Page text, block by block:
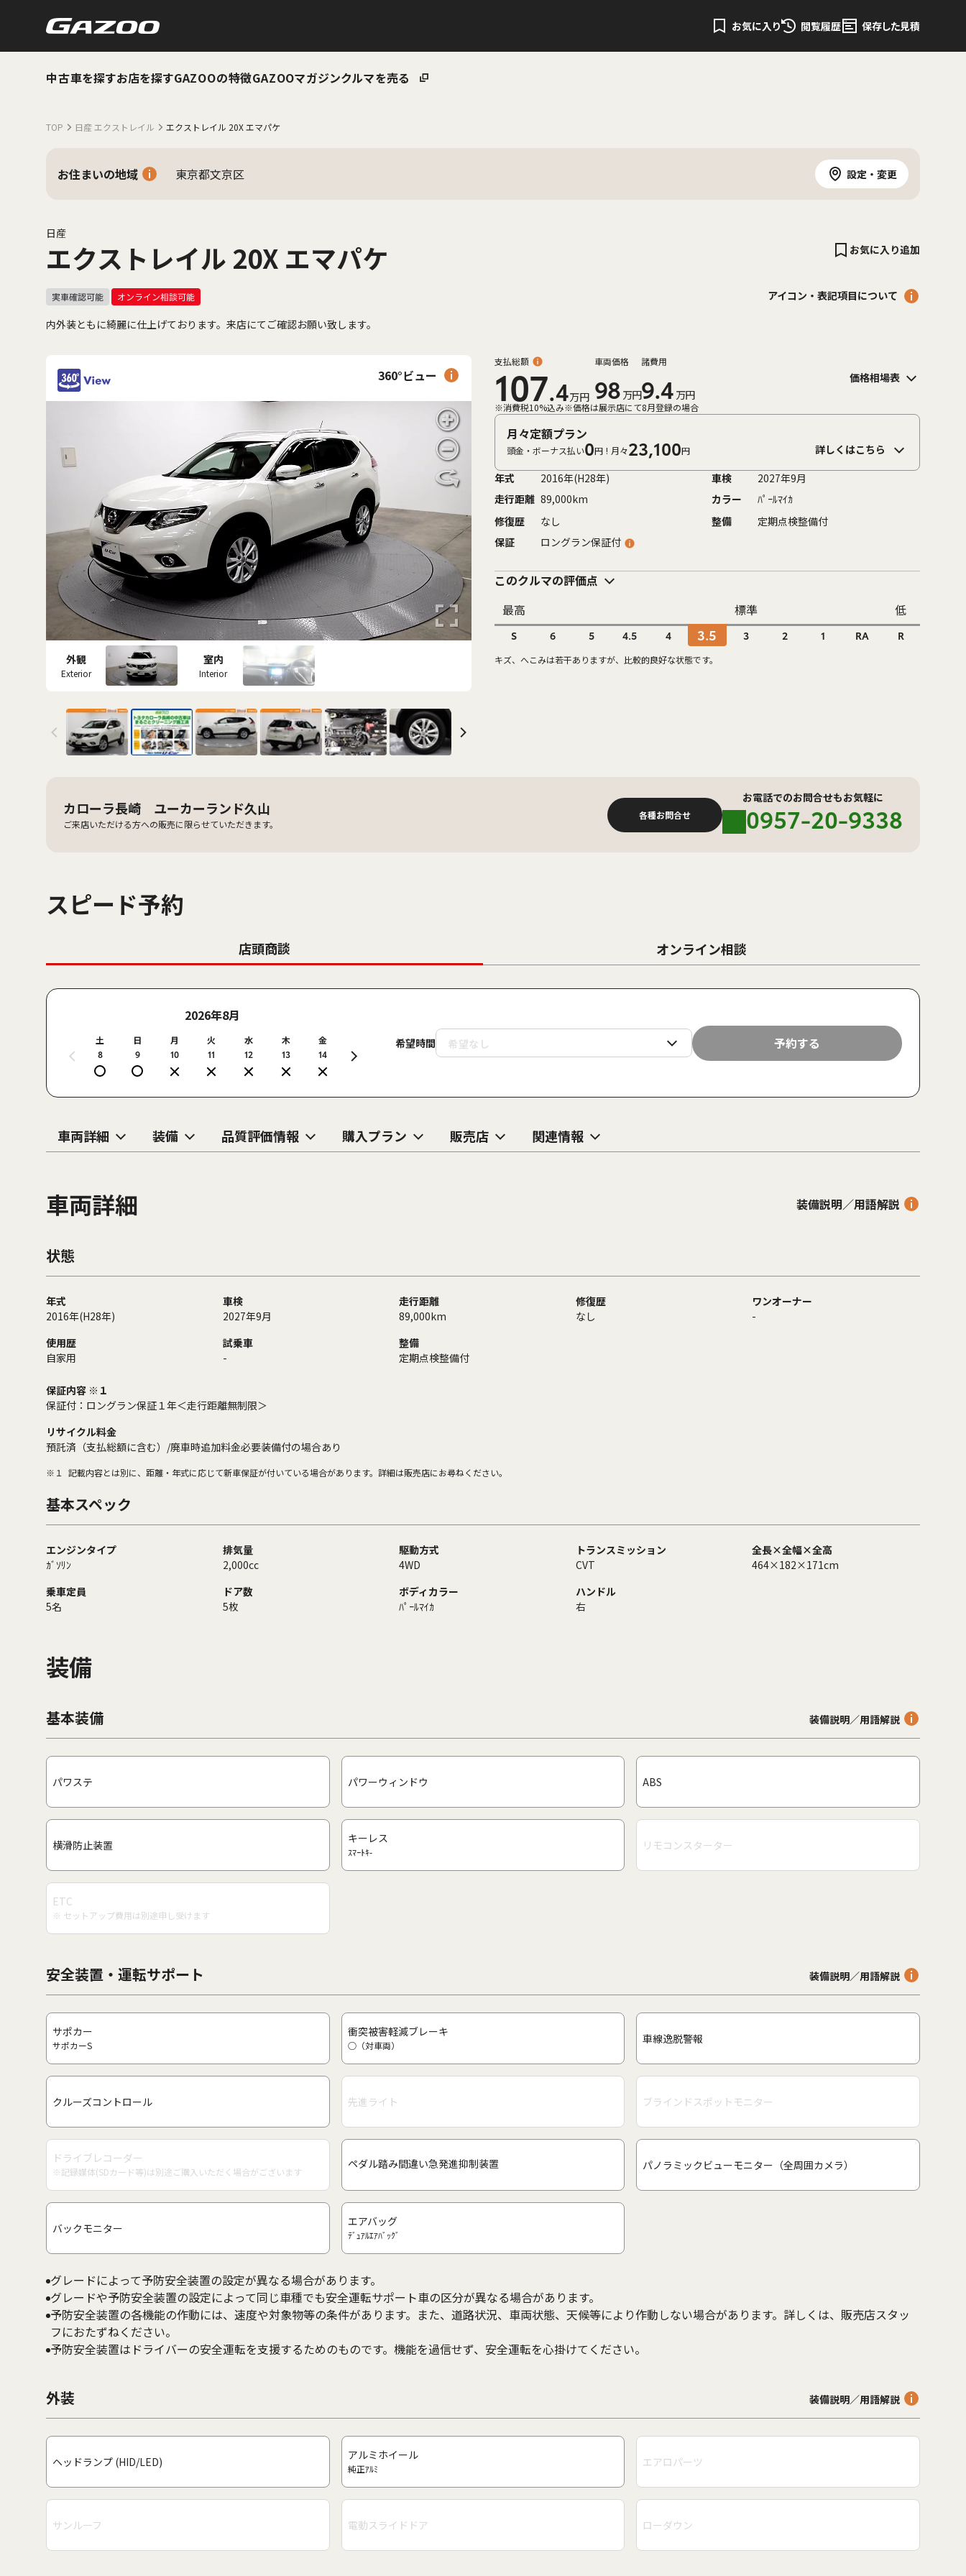
お気に入り 閲覧履歴 保存した見積
中古車を探すお店を探すGAZOOの特徴GAZOOマガジンクルマを売る
TOP 日産 エクストレイル エクストレイル 20X エマパケ
お住まいの地域 東京都文京区 設定・変更
日産
エクストレイル 20X エマパケ お気に入り追加
内外装ともに綺麗に仕上げております。来店にてご確認お願い致します。
アイコン・表記項目について
360°ビュー
外観
Exterior
室内
Interior
支払総額
107.4万円
車両価格
98 万円
諸費用
9.4 万円
価格相場表
※消費税10%込み※価格は展示店にて8月登録の場合
月々定額プラン
頭金・ボーナス払い0円! 月々23,100円
詳しくはこちら
年式
2016年(H28年) 車検
2027年9月
走行距離 89,000km カラー
ﾊﾟｰﾙﾏｲｶ
修復歴
なし 整備
定期点検整備付
保証
ロングラン保証付
このクルマの評価点
最高
標準 低
S 6 5 4.5 4 3.5 3 2 1 RA R
キズ、へこみは若干ありますが、比較的良好な状態です。
カローラ長崎 ユーカーランド久山
ご来店いただける方への販売に限らせていただきます。
各種お問合せ
お電話でのお問合せもお気軽に
0957-20-9338
スピード予約
店頭商談 オンライン相談
2026年8月
土
8
日
9
月
10
火
11
水
12
木
13
金
14 15
日 月
17
火
18 19 20 21 22 23
月
24
木
希望時間 予約する
車両詳細 装備 品質評価情報 購入プラン 販売店 関連情報
車両詳細 装備説明／用語解説
状態
年式
2016年(H28年)
車検
2027年9月
走行距離
89,000km
修復歴
なし
ワンオーナー
-
使用歴
自家用
試乗車
-
整備
定期点検整備付
保証内容 ※１
保証付：ロングラン保証１年＜走行距離無制限＞
リサイクル料金
預託済（支払総額に含む）/廃車時追加料金必要装備付の場合あり
※１ 記載内容とは別に、距離・年式に応じて新車保証が付いている場合があります。詳細は販売店にお尋ねください。
基本スペック
エンジンタイプ
ｶﾞｿﾘﾝ
排気量
2,000cc
駆動方式
4WD
トランスミッション
CVT
全長×全幅×全高
464×182×171cm
乗車定員
5名
ドア数
5枚
ボディカラー
ﾊﾟｰﾙﾏｲｶ
ハンドル
右
装備
基本装備 装備説明／用語解説
パワステ パワーウィンドウ ABS
横滑防止装置 キーレス
ｽﾏｰﾄｷ- リモコンスターター
ETC
※ セットアップ費用は別途申し受けます
安全装置・運転サポート 装備説明／用語解説
サポカー
サポカーS
衝突被害軽減ブレーキ
○（対車両） 車線逸脱警報
クルーズコントロール 先進ライト ブラインドスポットモニター
ドライブレコーダー
※記録媒体(SDカード等)は別途ご購入いただく場合がございます
ペダル踏み間違い急発進抑制装置 パノラミックビューモニター（全周囲カメラ）
バックモニター エアバッグ
ﾃﾞｭｱﾙｴｱﾊﾞｯｸﾞ
グレードによって予防安全装置の設定が異なる場合があります。
グレードや予防安全装置の設定によって同じ車種でも安全運転サポート車の区分が異なる場合があります。
予防安全装置の各機能の作動には、速度や対象物等の条件があります。また、道路状況、車両状態、天候等により作動しない場合があります。詳しくは、販売店スタッ
フにおたずねください。
予防安全装置はドライバーの安全運転を支援するためのものです。機能を過信せず、安全運転を心掛けてください。
外装 装備説明／用語解説
ヘッドランプ (HID/LED) アルミホイール
純正ｱﾙﾐ エアロパーツ
サンルーフ 電動スライドドア ローダウン